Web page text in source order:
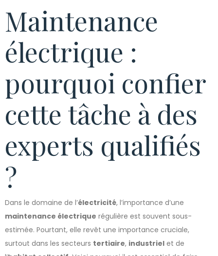
Maintenance
électrique :
pourquoi confier
cette tâche à des
experts qualifiés
?
Dans le domaine de l’électricité, l’importance d’une
maintenance électrique régulière est souvent sous-
estimée. Pourtant, elle revêt une importance cruciale,
surtout dans les secteurs tertiaire, industriel et de